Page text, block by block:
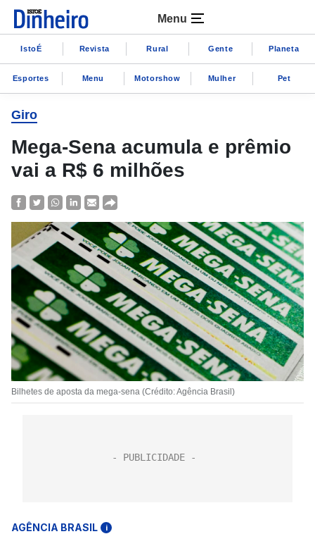
Menu
IstoÉ Revista Rural Gente Planeta
Esportes Menu Motorshow Mulher Pet
Giro
Mega-Sena acumula e prêmio
vai a R$ 6 milhões
Bilhetes de aposta da mega-sena (Crédito: Agência Brasil)
AGÊNCIA BRASIL i